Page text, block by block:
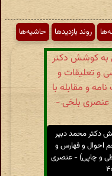
روند بازدیدها حاشیه‌ها
دکتر محمد دبیر
احوال و فهارس و
و چاپی) - عنصری